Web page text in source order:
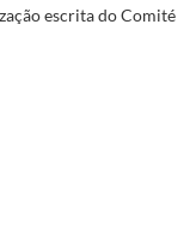
escrita do Comité